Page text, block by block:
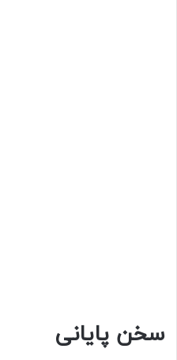
سخن پایانی